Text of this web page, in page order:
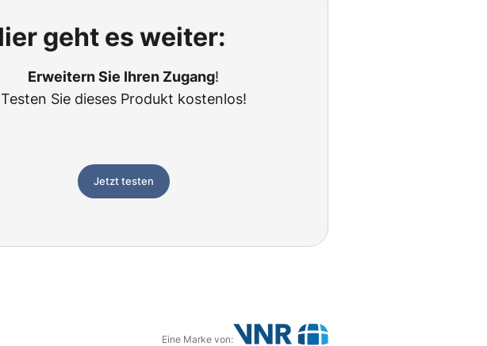
geht es weiter:
Erweitern Sie Ihren Zugang!
Testen Sie dieses Produkt kostenlos!
Jetzt testen
Eine Marke von: